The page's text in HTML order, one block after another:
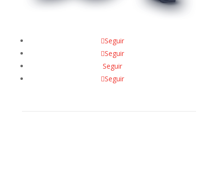
Seguir
Seguir
Seguir
Seguir